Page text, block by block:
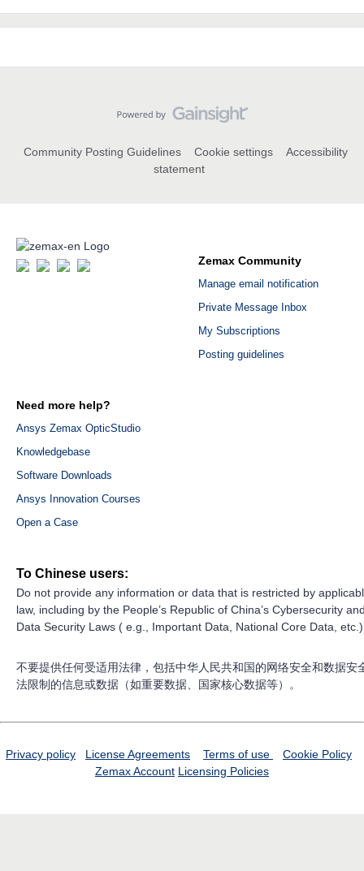
Community Posting Guidelines Cookie settings
Accessibility
statement
Zemax Community
Manage email notification
Private Message Inbox
My Subscriptions
Posting guidelines
Need more help?
Ansys Zemax OpticStudio
Knowledgebase
Software Downloads
Ansys Innovation Courses
Open a Case
To Chinese users:
Do not provide any information or data that is restricted by
law, including by the People’s Republic of China’s Cybersecurity
Data Security Laws ( e.g., Important Data, National Core Data,
不要提供任何受适用法律，包括中华人民共和国的网络安全和数据安
法限制的信息或数据（如重要数据、国家核心数据等）。
Privacy policy License Agreements Terms of use
Cookie Policy
Zemax Account Licensing Policies